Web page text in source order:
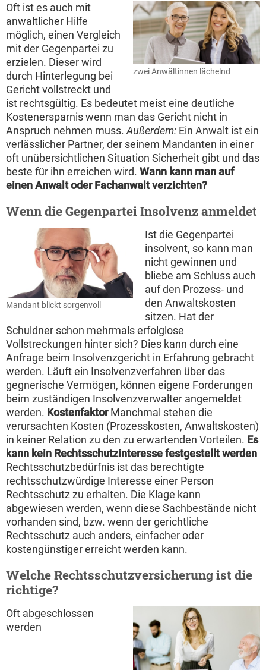
zwei Anwältinnen lächelnd
Oft ist es auch mit
anwaltlicher Hilfe
möglich, einen Vergleich
mit der Gegenpartei zu
erzielen. Dieser wird
durch Hinterlegung bei
Gericht vollstreckt und
ist rechtsgültig. Es bedeutet meist eine deutliche
Kostenersparnis wenn man das Gericht nicht in
Anspruch nehmen muss. Außerdem: Ein Anwalt ist ein
verlässlicher Partner, der seinem Mandanten in einer
oft unübersichtlichen Situation Sicherheit gibt und das
beste für ihn erreichen wird. Wann kann man auf
einen Anwalt oder Fachanwalt verzichten?
Wenn die Gegenpartei Insolvenz anmeldet
Mandant blickt sorgenvoll
Ist die Gegenpartei
insolvent, so kann man
nicht gewinnen und
bliebe am Schluss auch
auf den Prozess- und
den Anwaltskosten
sitzen. Hat der
Schuldner schon mehrmals erfolglose
Vollstreckungen hinter sich? Dies kann durch eine
Anfrage beim Insolvenzgericht in Erfahrung gebracht
werden. Läuft ein Insolvenzverfahren über das
gegnerische Vermögen, können eigene Forderungen
beim zuständigen Insolvenzverwalter angemeldet
werden. KostenfaktorManchmal stehen die
verursachten Kosten (Prozesskosten, Anwaltskosten)
in keiner Relation zu den zu erwartenden Vorteilen. Es
kann kein Rechtsschutzinteresse festgestellt werden
Rechtsschutzbedürfnis ist das berechtigte
rechtsschutzwürdige Interesse einer Person
Rechtsschutz zu erhalten. Die Klage kann
abgewiesen werden, wenn diese Sachbestände nicht
vorhanden sind, bzw. wenn der gerichtliche
Rechtsschutz auch anders, einfacher oder
kostengünstiger erreicht werden kann.
Welche Rechtsschutzversicherung ist die
richtige?
Oft abgeschlossen
werden